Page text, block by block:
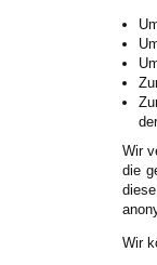
Wir
die
Wir